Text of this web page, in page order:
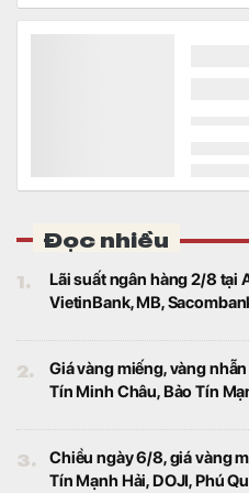
Đọc nhiều
1.
Lãi suất ngân hàng 2/8 tại
VietinBank, MB,
2.
Giá vàng miếng, vàng
Tín Minh Châu, Bảo Tín
3.
Chiều ngày 6/8, giá vàng
Tín Mạnh Hải, DOJI, Phú